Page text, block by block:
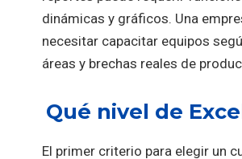
dinámicas y gráficos. Una
necesitar capacitar equipos
áreas y brechas reales de
Qué nivel de
El primer criterio para elegir un